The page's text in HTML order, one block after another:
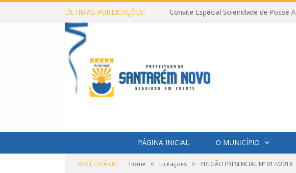
ÚLTIMAS PUBLICAÇÕES: Convite Especial Solenidade de Posse
PÁGINA INICIAL O MUNICÍPIO
VOCÊ ESTÁ EM: Home » Licitações » PREGÃO PRESENCIAL Nº 017/2018